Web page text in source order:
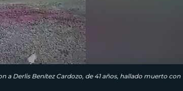
a Derlis Benítez Cardozo, de 41 años, hallado muerto con